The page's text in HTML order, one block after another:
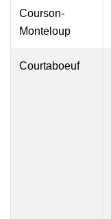
Courson-
Monteloup
Courtaboeuf